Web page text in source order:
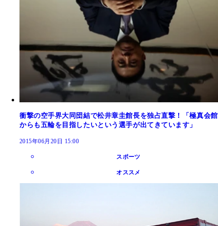
衝撃の空手界大同団結で松井章圭館長を独占直撃！「極真会館
からも五輪を目指したいという選手が出てきています」
2015年06月20日 15:00
スポーツ
オススメ